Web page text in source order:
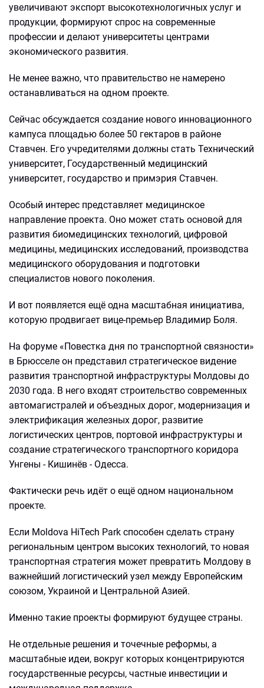
увеличивают экспорт высокотехнологичных услуг и
продукции, формируют спрос на современные
профессии и делают университеты центрами
экономического развития.
Не менее важно, что правительство не намерено
останавливаться на одном проекте.
Сейчас обсуждается создание нового инновационного
кампуса площадью более 50 гектаров в районе
Ставчен. Его учредителями должны стать Технический
университет, Государственный медицинский
университет, государство и примэрия Ставчен.
Особый интерес представляет медицинское
направление проекта. Оно может стать основой для
развития биомедицинских технологий, цифровой
медицины, медицинских исследований, производства
медицинского оборудования и подготовки
специалистов нового поколения.
И вот появляется ещё одна масштабная инициатива,
которую продвигает вице-премьер Владимир Боля.
На форуме «Повестка дня по транспортной связности»
в Брюсселе он представил стратегическое видение
развития транспортной инфраструктуры Молдовы до
2030 года. В него входят строительство современных
автомагистралей и объездных дорог, модернизация и
электрификация железных дорог, развитие
логистических центров, портовой инфраструктуры и
создание стратегического транспортного коридора
Унгены - Кишинёв - Одесса.
Фактически речь идёт о ещё одном национальном
проекте.
Если Moldova HiTech Park способен сделать страну
региональным центром высоких технологий, то новая
транспортная стратегия может превратить Молдову в
важнейший логистический узел между Европейским
союзом, Украиной и Центральной Азией.
Именно такие проекты формируют будущее страны.
Не отдельные решения и точечные реформы, а
масштабные идеи, вокруг которых концентрируются
государственные ресурсы, частные инвестиции и